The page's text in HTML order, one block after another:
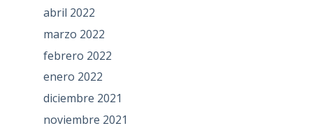
abril 2022
marzo 2022
febrero 2022
enero 2022
diciembre 2021
noviembre 2021